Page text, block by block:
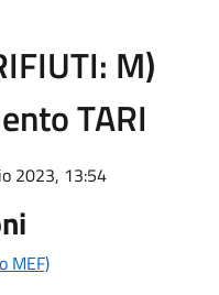
M)
TARI
2023, 13:54
MEF)